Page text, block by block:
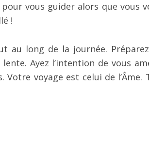
vous guider alors que vous
!
au long de la journée.
Ayez l’intention de vous
voyage est celui de l’Âme.